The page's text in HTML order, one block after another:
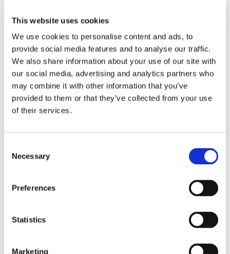
This website uses cookies
We use cookies to personalise content and ads, to
provide social media features and to analyse our traffic.
We also share information about your use of our site with
our social media, advertising and analytics partners who
may combine it with other information that you’ve
provided to them or that they’ve collected from your use
of their services.
Necessary
Preferences
Statistics
Marketing
Mehr erfahren
Autonome Mobile Roboter: Die neuen
Kolleg*innen im Team
SCIO Automation